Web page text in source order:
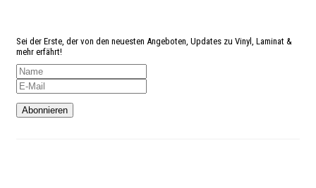
Sei der Erste, der von den neuesten Angeboten, Updates zu Vinyl, Laminat &
mehr erfährt!